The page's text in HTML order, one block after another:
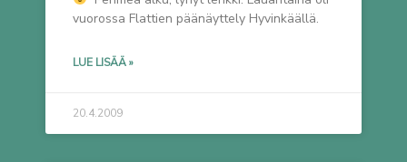
vuorossa Flattien päänäyttely Hyvinkäällä.
LUE LISÄÄ »
20.4.2009